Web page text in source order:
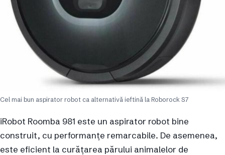
Cel mai bun aspirator robot ca alternativă ieftină la Roborock S7
iRobot Roomba 981 este un aspirator robot bine
construit, cu performanțe remarcabile. De asemenea,
este eficient la curățarea părului animalelor de